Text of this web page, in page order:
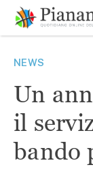
contenuto
NEWS
Un
il
bando